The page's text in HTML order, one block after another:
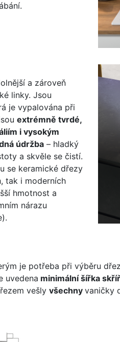
a zároveň
linky. Jsou
je vypalována při
extrémně tvrdé,
i vysokým
údržba – hladký
a skvěle se čistí.
se keramické dřezy
tak i moderních
hmotnost a
nárazu
je potřeba při výběru
uvedena minimální šířka
vešly všechny vaničky